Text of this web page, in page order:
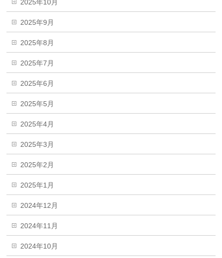
2025年10月
2025年9月
2025年8月
2025年7月
2025年6月
2025年5月
2025年4月
2025年3月
2025年2月
2025年1月
2024年12月
2024年11月
2024年10月